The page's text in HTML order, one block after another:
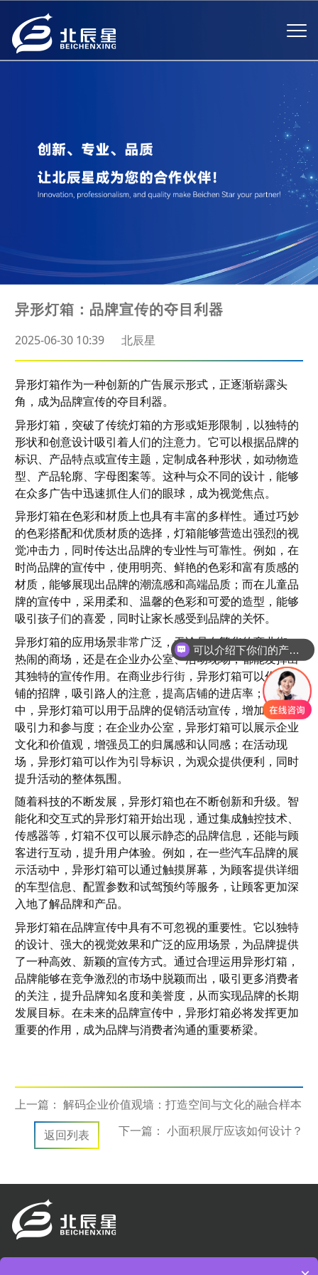
异形灯箱：品牌宣传的夺目利器
2025-06-30 10:39 北辰星
异形灯箱作为一种创新的广告展示形式，正逐渐崭露头
角，成为品牌宣传的夺目利器。
异形灯箱，突破了传统灯箱的方形或矩形限制，以独特的
形状和创意设计吸引着人们的注意力。它可以根据品牌的
标识、产品特点或宣传主题，定制成各种形状，如动物造
型、产品轮廓、字母图案等。这种与众不同的设计，能够
在众多广告中迅速抓住人们的眼球，成为视觉焦点。
异形灯箱在色彩和材质上也具有丰富的多样性。通过巧妙
的色彩搭配和优质材质的选择，灯箱能够营造出强烈的视
觉冲击力，同时传达出品牌的专业性与可靠性。例如，在
时尚品牌的宣传中，使用明亮、鲜艳的色彩和富有质感的
材质，能够展现出品牌的潮流感和高端品质；而在儿童品
牌的宣传中，采用柔和、温馨的色彩和可爱的造型，能够
吸引孩子们的喜爱，同时让家长感受到品牌的关怀。
异形灯箱的应用场景非常广泛，无论是在繁华的商业街、
热闹的商场，还是在企业办公室、活动现场，都能发挥出
其独特的宣传作用。在商业步行街，异形灯箱可以作为店
铺的招牌，吸引路人的注意，提高店铺的进店率；在商场
中，异形灯箱可以用于品牌的促销活动宣传，增加活动的
吸引力和参与度；在企业办公室，异形灯箱可以展示企业
文化和价值观，增强员工的归属感和认同感；在活动现
场，异形灯箱可以作为引导标识，为观众提供便利，同时
提升活动的整体氛围。
随着科技的不断发展，异形灯箱也在不断创新和升级。智
能化和交互式的异形灯箱开始出现，通过集成触控技术、
传感器等，灯箱不仅可以展示静态的品牌信息，还能与顾
客进行互动，提升用户体验。例如，在一些汽车品牌的展
示活动中，异形灯箱可以通过触摸屏幕，为顾客提供详细
的车型信息、配置参数和试驾预约等服务，让顾客更加深
入地了解品牌和产品。
异形灯箱在品牌宣传中具有不可忽视的重要性。它以独特
的设计、强大的视觉效果和广泛的应用场景，为品牌提供
了一种高效、新颖的宣传方式。通过合理运用异形灯箱，
品牌能够在竞争激烈的市场中脱颖而出，吸引更多消费者
的关注，提升品牌知名度和美誉度，从而实现品牌的长期
发展目标。在未来的品牌宣传中，异形灯箱必将发挥更加
重要的作用，成为品牌与消费者沟通的重要桥梁。
上一篇： 解码企业价值观墙：打造空间与文化的融合样本
返回列表 下一篇： 小面积展厅应该如何设计？
可以介绍下你们的产品么